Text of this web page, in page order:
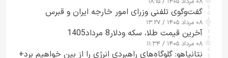
گفت‌وگوی تلفنی وزرای امور خارجه ایران و قبرس
۰۸ مرداد ۱۴۰۵ / ۱۳:۲۷
آخرین قیمت طلا، سکه ودلار8 مرداد1405
۰۸ مرداد ۱۴۰۵ / ۱۱:۳۴
نتانیاهو: گلوگاه‌های راهبردی انرژی را از بین خواهیم برد+